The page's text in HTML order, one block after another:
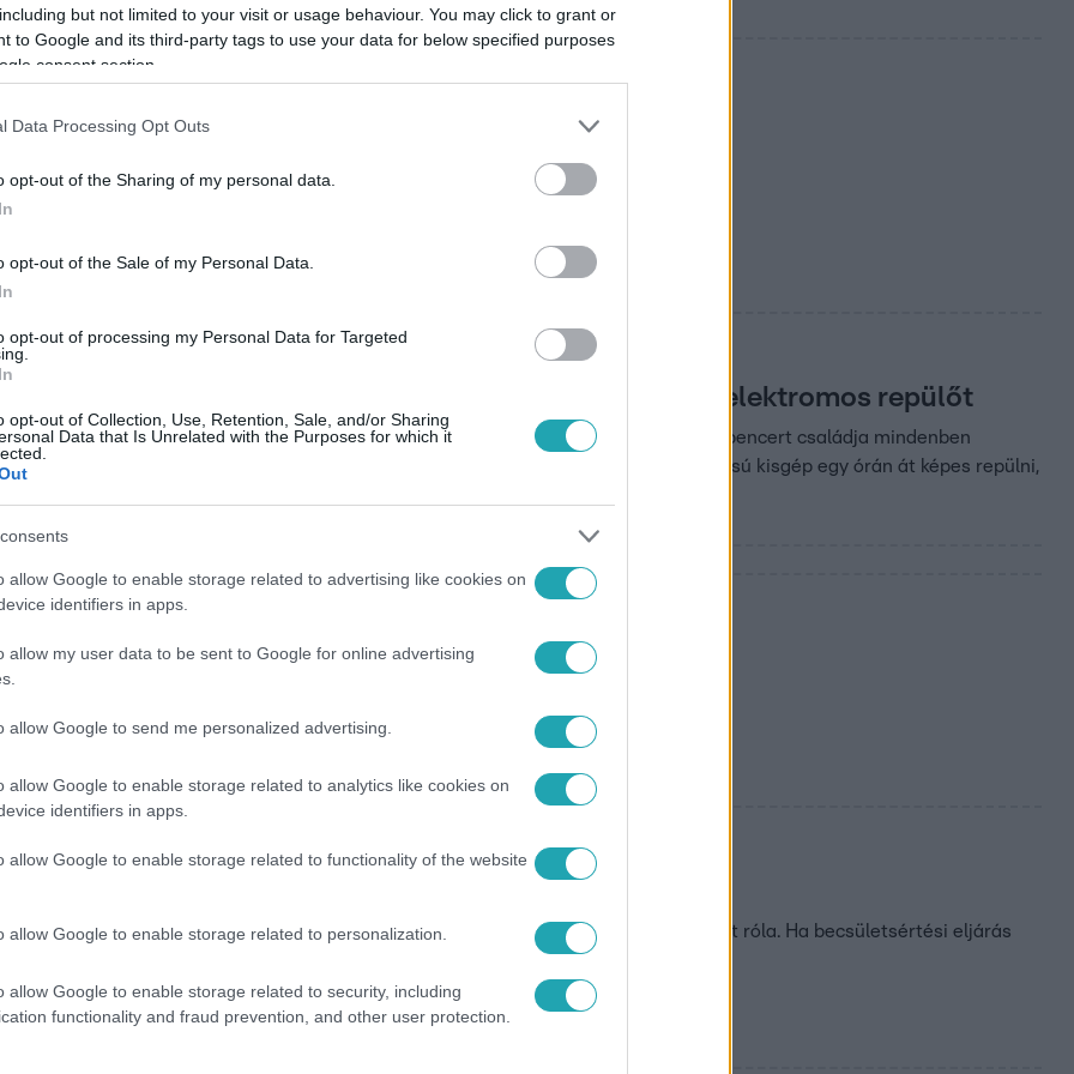
but not limited to your visit or usage behaviour. You may click to grant or
to Google and its third-party tags to use your data for below specified purposes
consent section.
Data Processing Opt Outs
opt-out of the Sharing of my personal data.
opt-out of the Sale of my Personal Data.
opt-out of processing my Personal Data for Targeted
opt-out of Collection, Use, Retention, Sale, and/or Sharing
Data that Is Unrelated with the Purposes for which it
allow Google to enable storage related to advertising like cookies on
identifiers in apps.
allow my user data to be sent to Google for online advertising
allow Google to send me personalized advertising.
allow Google to enable storage related to analytics like cookies on
identifiers in apps.
allow Google to enable storage related to functionality of the website
allow Google to enable storage related to personalization.
allow Google to enable storage related to security, including
functionality and fraud prevention, and other user protection.
szerzett
Amy még csak 10 éves, de már egyedül elvezet egy elektromos repülőt
de már egyedül vezet egy elektromos meghajtású repülőgépet. Az ausztrál Amy Spencert családja mindenben
álmaiért még az ország túlsó felébe is átköltöztek. A nulla károsanyag-kibocsátású kisgép egy órán át képes repülni,
8:40
a mesterséges intelligenciát egy ausztrál polgármester
terelné jogi útra az ügyet, mert állításai szerint a ChatGPT hazugságokat terjeszt róla. Ha becsületsértési eljárás